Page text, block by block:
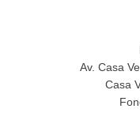
Av. Casa
Casa